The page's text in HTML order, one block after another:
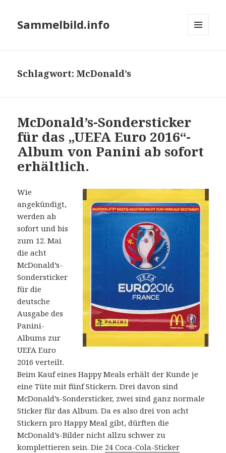
Sammelbild.info
Schlagwort:McDonald’s
McDonald’s-Sondersticker
für das „UEFA Euro 2016“-
Album von Panini ab sofort
erhältlich.
Wie
angekündigt,
werden ab
sofort und bis
zum 12. Mai
die acht
McDonald’s-
Sondersticker
für die
deutsche
Ausgabe des
Panini-
Albums zur
UEFA Euro
2016 verteilt.
Beim Kauf eines Happy Meals erhält der Kunde je
eine Tüte mit fünf Stickern. Drei davon sind
McDonald’s-Sondersticker, zwei sind ganz normale
Sticker für das Album. Da es also drei von acht
Stickern pro Happy Meal gibt, dürften die
McDonald’s-Bilder nicht allzu schwer zu
komplettieren sein. Die 24 Coca-Cola-Sticker